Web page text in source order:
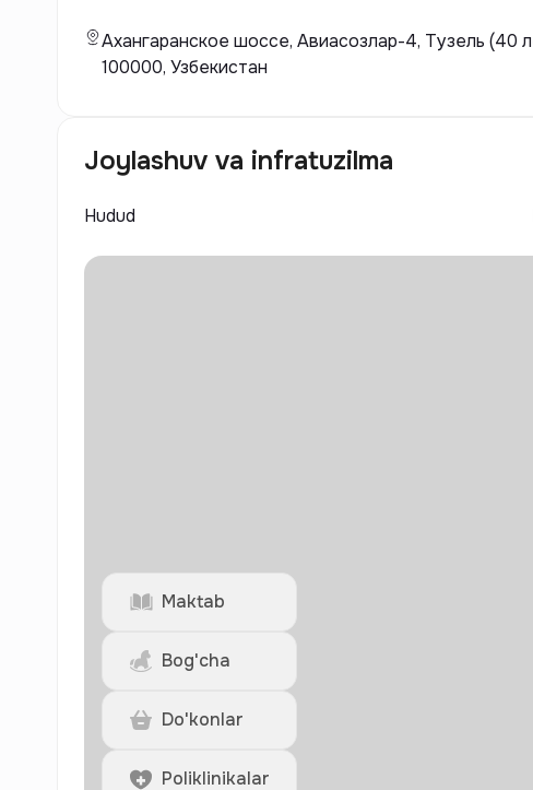
Ахангаранское шоссе, Авиасозлар-4, Тузель (40
100000, Узбекистан
Joylashuv va infratuzilma
Hudud
Maktab
Bog'cha
Do'konlar
Poliklinikalar